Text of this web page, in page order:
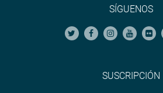
SÍGUENOS
SUSCRIPCIÓN